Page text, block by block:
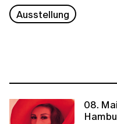
Ausstellung
08.